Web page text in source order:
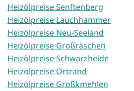
Heizölpreise Senftenberg
Heizölpreise Lauchhammer
Heizölpreise Neu-Seeland
Heizölpreise Großräschen
Heizölpreise Schwarzheide
Heizölpreise Ortrand
Heizölpreise Großkmehlen